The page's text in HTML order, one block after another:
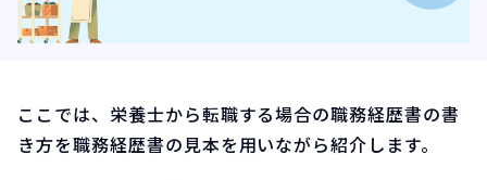
ここでは、栄養士から転職する場合の職務経歴書の書
き方を職務経歴書の見本を用いながら紹介します。